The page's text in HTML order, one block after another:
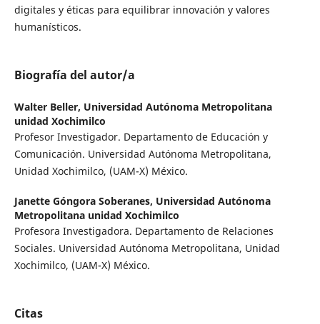
digitales y éticas para equilibrar innovación y valores
humanísticos.
Biografía del autor/a
Walter Beller, Universidad Autónoma Metropolitana
unidad Xochimilco
Profesor Investigador. Departamento de Educación y
Comunicación. Universidad Autónoma Metropolitana,
Unidad Xochimilco, (UAM-X) México.
Janette Góngora Soberanes, Universidad Autónoma
Metropolitana unidad Xochimilco
Profesora Investigadora. Departamento de Relaciones
Sociales. Universidad Autónoma Metropolitana, Unidad
Xochimilco, (UAM-X) México.
Citas